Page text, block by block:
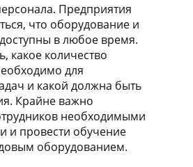
Предприятия
что оборудование и
в любое время.
какое количество
для
и какой должна быть
Крайне важно
необходимыми
и провести обучение
оборудованием.